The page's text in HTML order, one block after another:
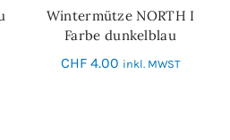
IN DEN WARENKORB
Wintermütze NORTH I
Farbe dunkelblau
CHF 4.00 inkl. MWST